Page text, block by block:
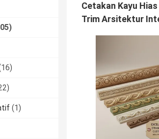
(1)
Cetakan Kayu
Trim Arsitektur